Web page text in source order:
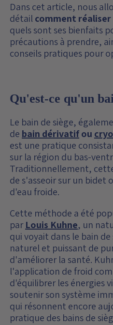
Dans cet article, nous
détailcomment réaliser
quels sont ses bienfaits
précautions à prendre,
conseils pratiques pour
Qu'est-ce qu'un
Le bain de siège,
de bain dérivatifou
est une pratique
sur la région du bas-
Traditionnellement,
de s'asseoir sur un bidet
d'eau froide.
Cette méthode a été
parLouis Kuhne, un
qui voyait dans le bain
naturel et puissant de
d'améliorer la santé.
l'application de froid
d'équilibrer les énergies
soutenir son système
qui résonnent encore
pratique des bains de